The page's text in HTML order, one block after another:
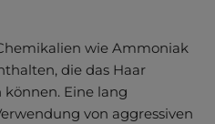
wie Ammoniak
die das Haar
Eine lang
von aggressiven